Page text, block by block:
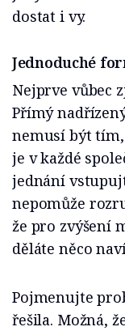
dostat i vy.
Jednoduché
Nejprve vůbec
Přímý
nemusí být
je v každé
jednání
nepomůže
že pro zvýšení
děláte něco
Pojmenujte
řešila. Možná,